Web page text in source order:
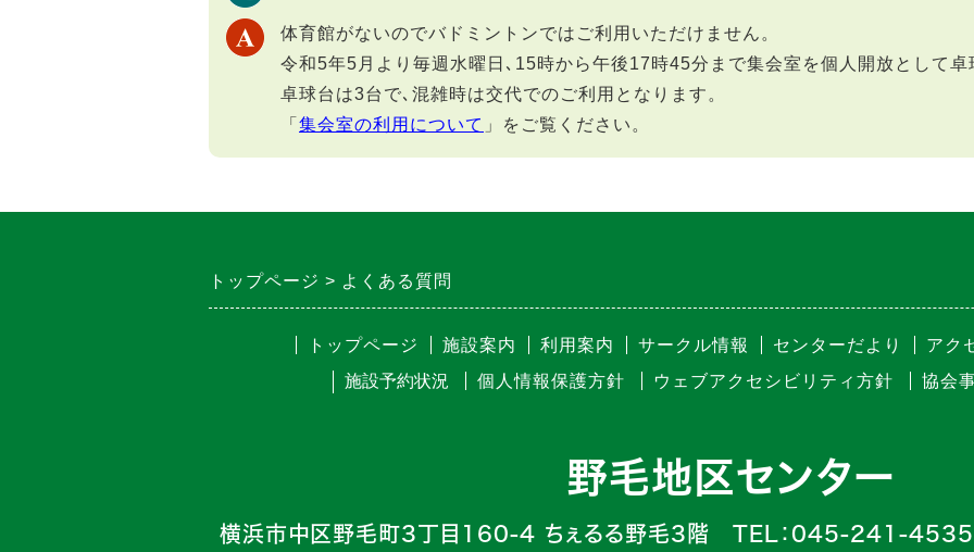
体育館がないのでバドミントンではご利用いただけません。
令和5年5月より毎週水曜日､15時から午後17時45分まで集会室を個人開放として卓
卓球台は3台で､混雑時は交代でのご利用となります。
「 集会室の利用について 」をご覧ください。
トップページ よくある質問
トップページ 施設案内 利用案内 サークル情報 センターだより アク
個人情報保護方針
ウェブアクセシビリティ方針 協会
野毛地区センター
横浜市中区野毛町3丁目160-4 ちぇるる野毛3階 TEL：045-241-